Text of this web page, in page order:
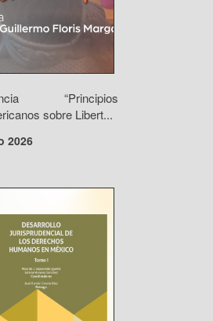
“Principios
sobre Libert...
2026